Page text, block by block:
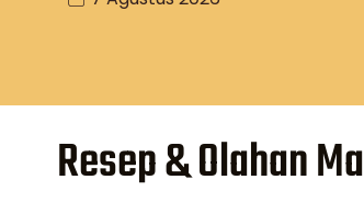
Resep & Olahan